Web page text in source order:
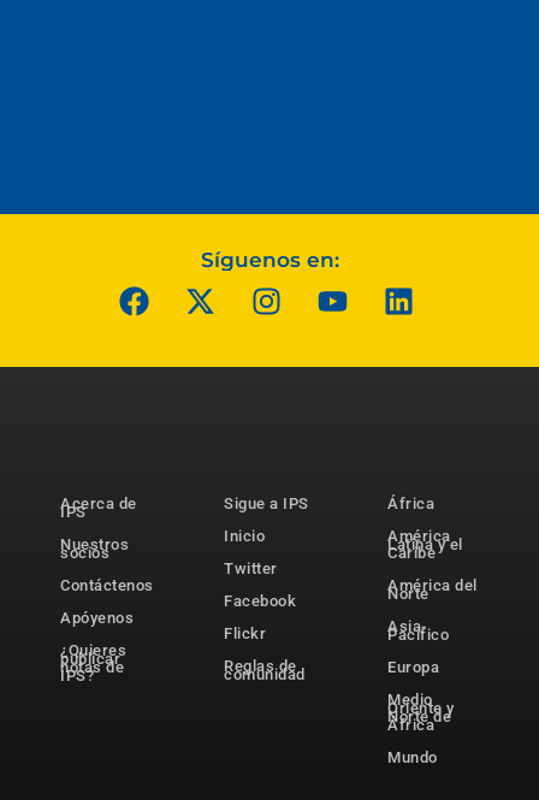
Síguenos en:
Acerca de
IPS
Nuestros
socios
Contáctenos
Apóyenos
¿Quieres
publicar
notas de
IPS?
Sigue a IPS
Inicio
Twitter
Facebook
Flickr
Reglas de
comunidad
África
América
Latina y el
Caribe
América del
Norte
Asia-
Pacífico
Europa
Medio
Oriente y
Norte de
África
Mundo